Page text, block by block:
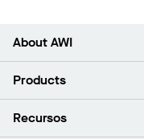
About AWI
Acerca de nosotros
Sala de prensa
Products
Plafones
Recursos